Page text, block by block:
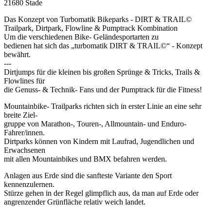
21680 Stade
Das Konzept von Turbomatik Bikeparks - DIRT & TRAIL©
Trailpark, Dirtpark, Flowline & Pumptrack Kombination
Um die verschiedenen Bike- Geländesportarten zu
bedienen hat sich das „turbomatik DIRT & TRAIL©“ - Konzept
bewährt.
---
Dirtjumps für die kleinen bis großen Sprünge & Tricks, Trails &
Flowlines für
die Genuss- & Technik- Fans und der Pumptrack für die Fitness!
Mountainbike- Trailparks richten sich in erster Linie an eine sehr
breite Ziel-
gruppe von Marathon-, Touren-, Allmountain- und Enduro-
Fahrer/innen.
Dirtparks können von Kindern mit Laufrad, Jugendlichen und
Erwachsenen
mit allen Mountainbikes und BMX befahren werden.
Anlagen aus Erde sind die sanfteste Variante den Sport
kennenzulernen.
Stürze gehen in der Regel glimpflich aus, da man auf Erde oder
angrenzender Grünfläche relativ weich landet.